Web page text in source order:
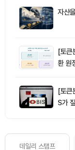
자산
[토큰
환 원
[토큰
S가
데일리 스탬프